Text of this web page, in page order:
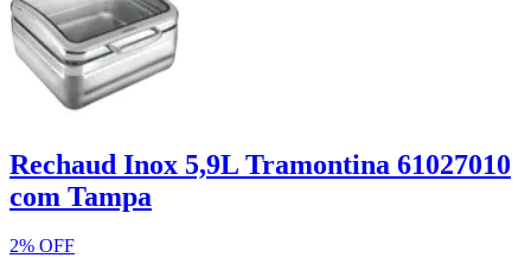
Rechaud Inox 5,9L Tramontina 61027010
com Tampa
2% OFF